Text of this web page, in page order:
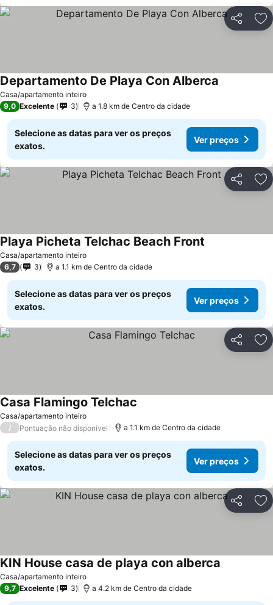
Partilhar
Casa/apartamento inteiro
Departamento De Playa Con Alberca
9,0 Excelente 3 a 1.8 km de Centro da cidade
Selecione as datas para ver os preços
exatos.
Ver preços
Partilhar
Casa/apartamento inteiro
Playa Picheta Telchac Beach Front
6,7 3 a 1.1 km de Centro da cidade
Selecione as datas para ver os preços
exatos.
Ver preços
Partilhar
Casa/apartamento inteiro
Casa Flamingo Telchac
/ Pontuação não disponível a 1.1 km de Centro da cidade
Selecione as datas para ver os preços
exatos.
Ver preços
Partilhar
Casa/apartamento inteiro
KIN House casa de playa con alberca
9,7 Excelente 3 a 4.2 km de Centro da cidade